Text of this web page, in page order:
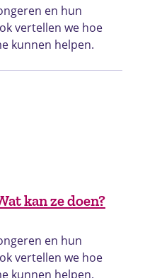
en hun
vertellen we hoe
kunnen helpen.
kan ze doen?
en hun
vertellen we hoe
kunnen helpen.